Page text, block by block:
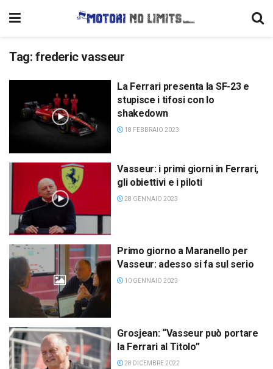
Tag: frederic vasseur
La Ferrari presenta la SF-23 e
stupisce i tifosi con lo
shakedown
18 FEBBRAIO 2023
Vasseur: i primi giorni in Ferrari,
gli obiettivi e i piloti
28 GENNAIO 2023
Primo giorno a Maranello per
Vasseur: adesso si fa sul serio
10 GENNAIO 2023
Grosjean: “Vasseur può portare
la Ferrari al Titolo”
28 DICEMBRE 2022